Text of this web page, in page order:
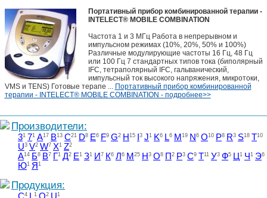
Портативный прибор комбинированной терапии -
INTELECT® MOBILE COMBINATION
Частота 1 и 3 МГц Работа в непрерывном и
импульсном режимах (10%, 20%, 50% и 100%)
Различные модулирующие частоты 16 Гц, 48 Гц
или 100 Гц 7 стандартных типов тока (биполярный
IFC, тетраполярный IFC, гальванический,
импульсный ток высокого напряжения, микротоки,
VMS и TENS) Готовые терапе ... Портативный прибор комбинированной
терапии - INTELECT® MOBILE COMBINATION - подробнее>>
Производители:
31 71 A17 B13 C21 D8 E6 F9 G2 H 15 3 J1 K6 L6 M 19 N 6 O10 P8 R3 S18 T10
U3 V2 W7 X1 Z2
А14 Б8 В7 Г1 Д2 Е1 З1 И 7 К6 Л 6 М 25 Н 3 О8 П 2 Р3 С9 Т11 У3 Ф5 Ц 1 Ч 1 Э6
Ю1 Я 1
Продукция:
4 1 2 1